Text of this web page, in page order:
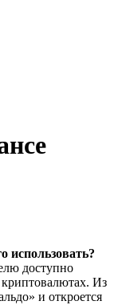
использовать?
доступно
Из
и откроется